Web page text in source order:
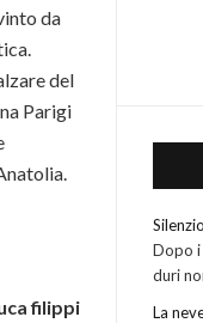
da
del
Parigi
filippi
Dopo i
duri
La